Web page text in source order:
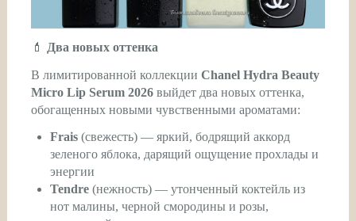
💄 Два новых оттенка
В лимитированной коллекции Chanel Hydra Beauty
Micro Lip Serum 2026выйдет два новых оттенка,
обогащенных новыми чувственными ароматами:
Frais(свежесть) — яркий, бодрящий аккорд
зеленого яблока, дарящий ощущение прохлады и
энергии
Tendre(нежность) — утонченный коктейль из
нот малины, черной смородины и розы,